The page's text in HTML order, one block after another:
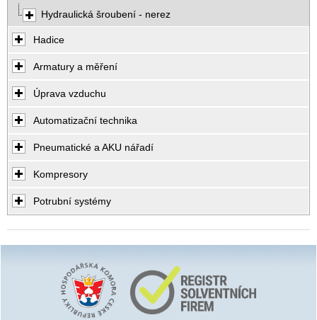
Hydraulická šroubení - nerez
Hadice
Armatury a měření
Úprava vzduchu
Automatizační technika
Pneumatické a AKU nářadí
Kompresory
Potrubní systémy